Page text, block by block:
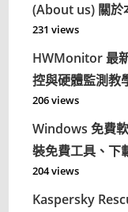
(About us) 關於
231 views
HWMonitor 最
控與硬體監測教
206 views
Windows 免費
裝免費工具、下
204 views
Kaspersky